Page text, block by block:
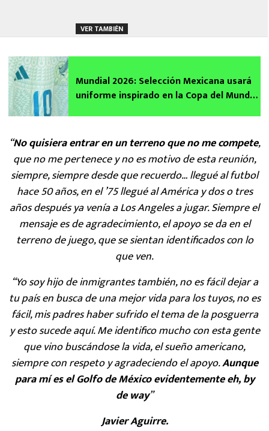
VER TAMBIÉN
Mundial 2026: Selección Mexicana usará
uniforme inspirado en la Copa del Mundo
“No quisiera entrar en un terreno que no me compete,
que no me pertenece y no es motivo de esta reunión,
siempre, siempre desde que recuerdo… llegué al futbol
hace 50 años, en el ’75 llegué al América y dos o tres
años después ya venía a Los Angeles a jugar. Siempre el
mensaje es de agradecimiento, el apoyo se da en el
terreno de juego, que se sientan identificados con lo
que ven.
“Yo soy hijo de inmigrantes también, no es fácil dejar a
tu país en busca de una mejor vida para los tuyos, no es
fácil, mis padres haber sufrido el tema de la posguerra
y esto sucede aquí. Me identifico mucho con esta gente
que vino buscándose la vida, el sueño americano,
siempre con respeto y agradeciendo el apoyo.Aunque
para mí es el Golfo de México evidentemente eh, by
de way”
Javier Aguirre.